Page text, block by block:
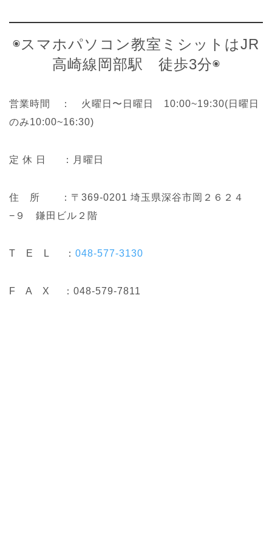
◉スマホパソコン教室ミシットはJR
高崎線岡部駅 徒歩3分◉
営業時間 ： 火曜日〜日曜日 10:00~19:30(日曜日
のみ10:00~16:30)
定 休 日 ：月曜日
住 所 ：〒369-0201 埼玉県深谷市岡２６２４
−９ 鎌田ビル２階
T E L ： 048-577-3130
F A X ：048-579-7811